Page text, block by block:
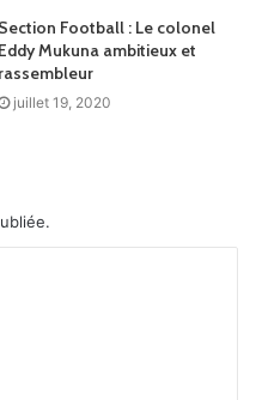
Section Football : Le colonel
Eddy Mukuna ambitieux et
rassembleur
juillet 19, 2020